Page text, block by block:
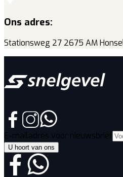
Ons adres:
Stationsweg 27 2675 AM
E-mailadres voor nieuwsbrief
U hoort van ons